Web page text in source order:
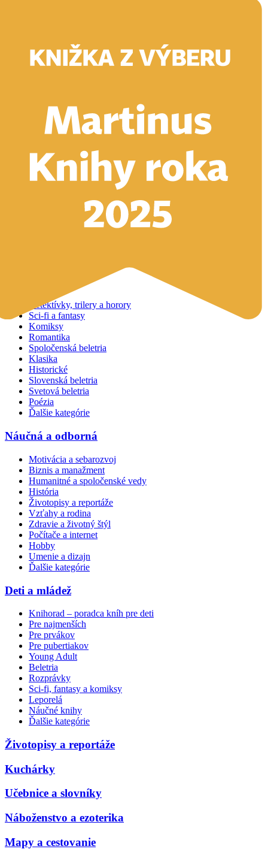
Vyhľadávanie
Vyhľadávanie
Detektívky, trilery a horory
Sci-fi a fantasy
Komiksy
Romantika
Spoločenská beletria
Klasika
Historické
Slovenská beletria
Svetová beletria
Poézia
Ďalšie kategórie
Náučná a odborná
Motivácia a sebarozvoj
Biznis a manažment
Humanitné a spoločenské vedy
História
Životopisy a reportáže
Vzťahy a rodina
Zdravie a životný štýl
Počítače a internet
Hobby
Umenie a dizajn
Ďalšie kategórie
Deti a mládež
Knihorad – poradca kníh pre deti
Pre najmenších
Pre prvákov
Pre pubertiakov
Young Adult
Beletria
Rozprávky
Sci-fi, fantasy a komiksy
Leporelá
Náučné knihy
Ďalšie kategórie
Životopisy a reportáže
Kuchárky
Učebnice a slovníky
Náboženstvo a ezoterika
Mapy a cestovanie